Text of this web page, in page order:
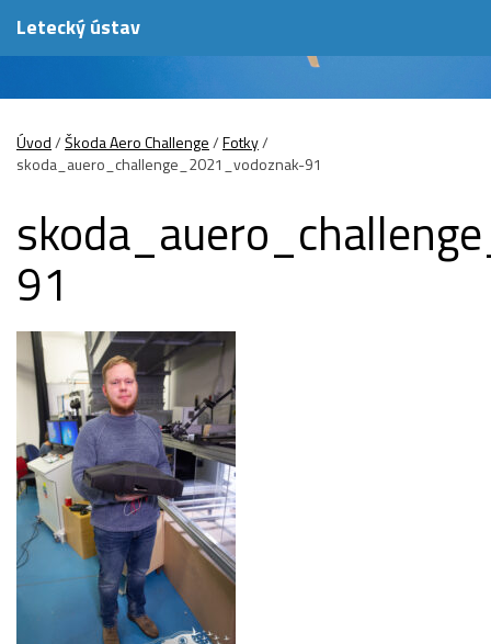
Letecký ústav
Úvod/Škoda Aero Challenge/Fotky/
skoda_auero_challenge_2021_vodoznak-91
91